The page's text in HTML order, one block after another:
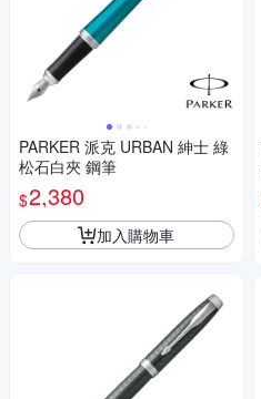
PARKER 派克 URBAN 紳士 綠
松石白夾 鋼筆
$2,380
加入購物車